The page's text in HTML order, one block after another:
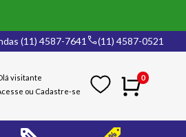
(11) 4587-7641 (11) 4587-0521
0